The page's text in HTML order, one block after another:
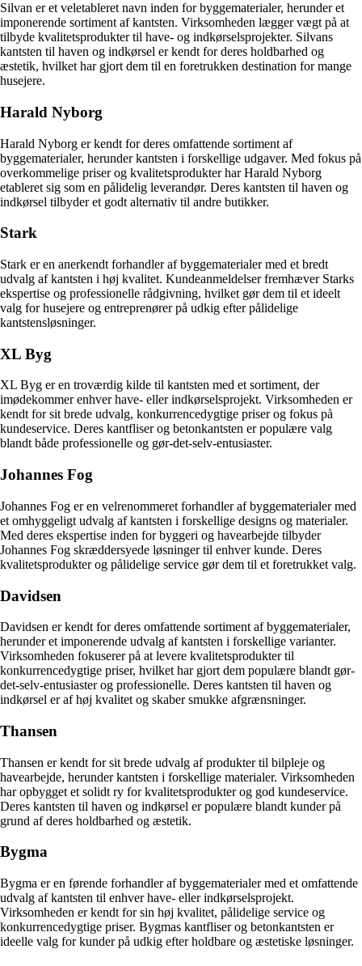
Silvan er et veletableret navn inden for byggematerialer, herunder et
imponerende sortiment af kantsten. Virksomheden lægger vægt på at
tilbyde kvalitetsprodukter til have- og indkørselsprojekter. Silvans
kantsten til haven og indkørsel er kendt for deres holdbarhed og
æstetik, hvilket har gjort dem til en foretrukken destination for mange
husejere.
Harald Nyborg
Harald Nyborg er kendt for deres omfattende sortiment af
byggematerialer, herunder kantsten i forskellige udgaver. Med fokus på
overkommelige priser og kvalitetsprodukter har Harald Nyborg
etableret sig som en pålidelig leverandør. Deres kantsten til haven og
indkørsel tilbyder et godt alternativ til andre butikker.
Stark
Stark er en anerkendt forhandler af byggematerialer med et bredt
udvalg af kantsten i høj kvalitet. Kundeanmeldelser fremhæver Starks
ekspertise og professionelle rådgivning, hvilket gør dem til et ideelt
valg for husejere og entreprenører på udkig efter pålidelige
kantstensløsninger.
XL Byg
XL Byg er en troværdig kilde til kantsten med et sortiment, der
imødekommer enhver have- eller indkørselsprojekt. Virksomheden er
kendt for sit brede udvalg, konkurrencedygtige priser og fokus på
kundeservice. Deres kantfliser og betonkantsten er populære valg
blandt både professionelle og gør-det-selv-entusiaster.
Johannes Fog
Johannes Fog er en velrenommeret forhandler af byggematerialer med
et omhyggeligt udvalg af kantsten i forskellige designs og materialer.
Med deres ekspertise inden for byggeri og havearbejde tilbyder
Johannes Fog skræddersyede løsninger til enhver kunde. Deres
kvalitetsprodukter og pålidelige service gør dem til et foretrukket valg.
Davidsen
Davidsen er kendt for deres omfattende sortiment af byggematerialer,
herunder et imponerende udvalg af kantsten i forskellige varianter.
Virksomheden fokuserer på at levere kvalitetsprodukter til
konkurrencedygtige priser, hvilket har gjort dem populære blandt gør-
det-selv-entusiaster og professionelle. Deres kantsten til haven og
indkørsel er af høj kvalitet og skaber smukke afgrænsninger.
Thansen
Thansen er kendt for sit brede udvalg af produkter til bilpleje og
havearbejde, herunder kantsten i forskellige materialer. Virksomheden
har opbygget et solidt ry for kvalitetsprodukter og god kundeservice.
Deres kantsten til haven og indkørsel er populære blandt kunder på
grund af deres holdbarhed og æstetik.
Bygma
Bygma er en førende forhandler af byggematerialer med et omfattende
udvalg af kantsten til enhver have- eller indkørselsprojekt.
Virksomheden er kendt for sin høj kvalitet, pålidelige service og
konkurrencedygtige priser. Bygmas kantfliser og betonkantsten er
ideelle valg for kunder på udkig efter holdbare og æstetiske løsninger.